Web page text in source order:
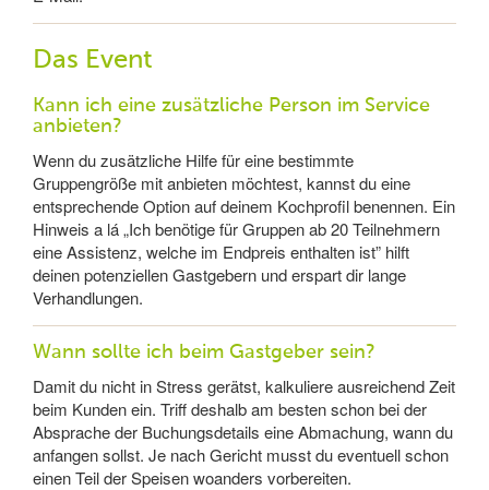
Das Event
Kann ich eine zusätzliche Person im Service
anbieten?
Wenn du zusätzliche Hilfe für eine bestimmte
Gruppengröße mit anbieten möchtest, kannst du eine
entsprechende Option auf deinem Kochprofil benennen. Ein
Hinweis a lá „Ich benötige für Gruppen ab 20 Teilnehmern
eine Assistenz, welche im Endpreis enthalten ist” hilft
deinen potenziellen Gastgebern und erspart dir lange
Verhandlungen.
Wann sollte ich beim Gastgeber sein?
Damit du nicht in Stress gerätst, kalkuliere ausreichend Zeit
beim Kunden ein. Triff deshalb am besten schon bei der
Absprache der Buchungsdetails eine Abmachung, wann du
anfangen sollst. Je nach Gericht musst du eventuell schon
einen Teil der Speisen woanders vorbereiten.